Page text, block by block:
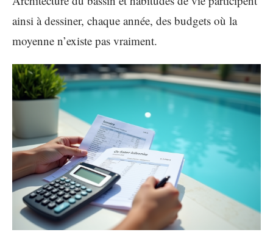
ainsi à dessiner, chaque année, des budgets où la
moyenne n’existe pas vraiment.